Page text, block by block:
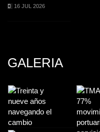
16 JUL 2026
GALERIA